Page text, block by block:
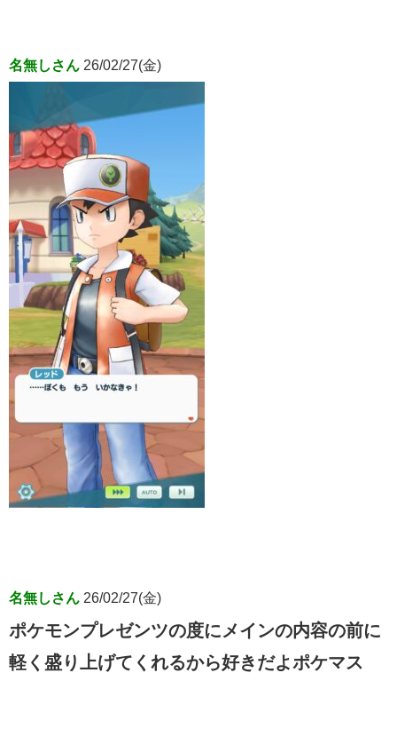
名無しさん 26/02/27(金)
名無しさん 26/02/27(金)
ポケモンプレゼンツの度にメインの内容の前に
軽く盛り上げてくれるから好きだよポケマス